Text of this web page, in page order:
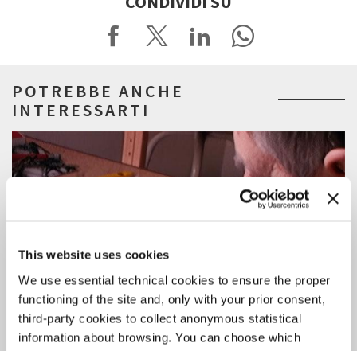
This website uses cookies
We use essential technical cookies to ensure the proper
functioning of the site and, only with your prior consent,
third-party cookies to collect anonymous statistical
information about browsing. You can choose which
POTREBBE ANCHE
INTERESSARTI